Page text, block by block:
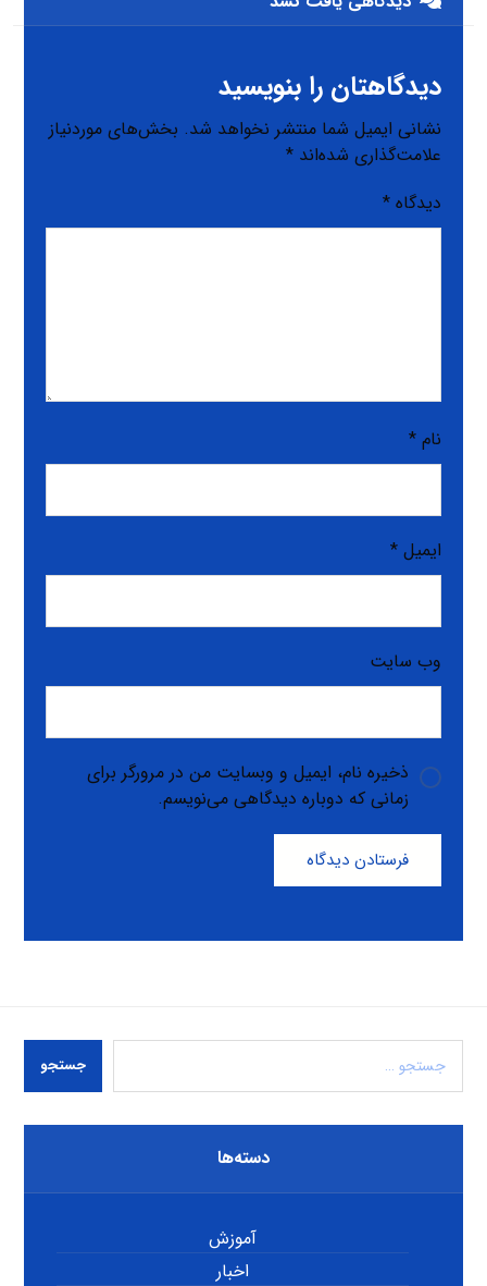
دیدگاهتان را بنویسید
نشانی ایمیل شما منتشر نخواهد شد. بخش‌های موردنیاز
علامت‌گذاری شده‌اند*
دیدگاه*
نام*
ایمیل*
وب‌ سایت
ذخیره نام، ایمیل و وبسایت من در مرورگر برای
زمانی که دوباره دیدگاهی می‌نویسم.
فرستادن دیدگاه
جستجو
دسته‌ها
آموزش
اخبار